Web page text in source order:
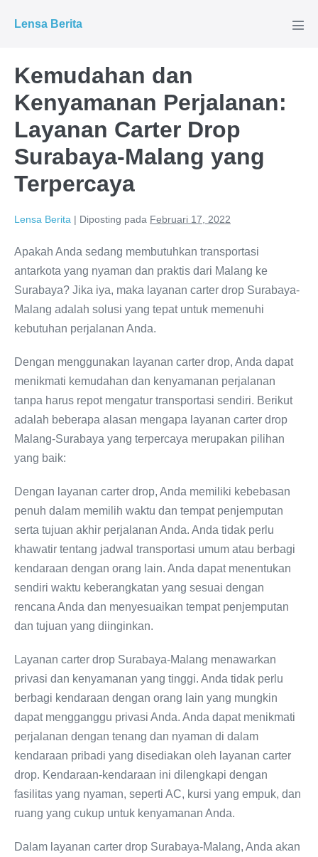
Lensa Berita
Kemudahan dan
Kenyamanan Perjalanan:
Layanan Carter Drop
Surabaya-Malang yang
Terpercaya
Lensa Berita | Diposting pada Februari 17, 2022
Apakah Anda sedang membutuhkan transportasi
antarkota yang nyaman dan praktis dari Malang ke
Surabaya? Jika iya, maka layanan carter drop Surabaya-
Malang adalah solusi yang tepat untuk memenuhi
kebutuhan perjalanan Anda.
Dengan menggunakan layanan carter drop, Anda dapat
menikmati kemudahan dan kenyamanan perjalanan
tanpa harus repot mengatur transportasi sendiri. Berikut
adalah beberapa alasan mengapa layanan carter drop
Malang-Surabaya yang terpercaya merupakan pilihan
yang baik:
Dengan layanan carter drop, Anda memiliki kebebasan
penuh dalam memilih waktu dan tempat penjemputan
serta tujuan akhir perjalanan Anda. Anda tidak perlu
khawatir tentang jadwal transportasi umum atau berbagi
kendaraan dengan orang lain. Anda dapat menentukan
sendiri waktu keberangkatan yang sesuai dengan
rencana Anda dan menyesuaikan tempat penjemputan
dan tujuan yang diinginkan.
Layanan carter drop Surabaya-Malang menawarkan
privasi dan kenyamanan yang tinggi. Anda tidak perlu
berbagi kendaraan dengan orang lain yang mungkin
dapat mengganggu privasi Anda. Anda dapat menikmati
perjalanan dengan tenang dan nyaman di dalam
kendaraan pribadi yang disediakan oleh layanan carter
drop. Kendaraan-kendaraan ini dilengkapi dengan
fasilitas yang nyaman, seperti AC, kursi yang empuk, dan
ruang yang cukup untuk kenyamanan Anda.
Dalam layanan carter drop Surabaya-Malang, Anda akan